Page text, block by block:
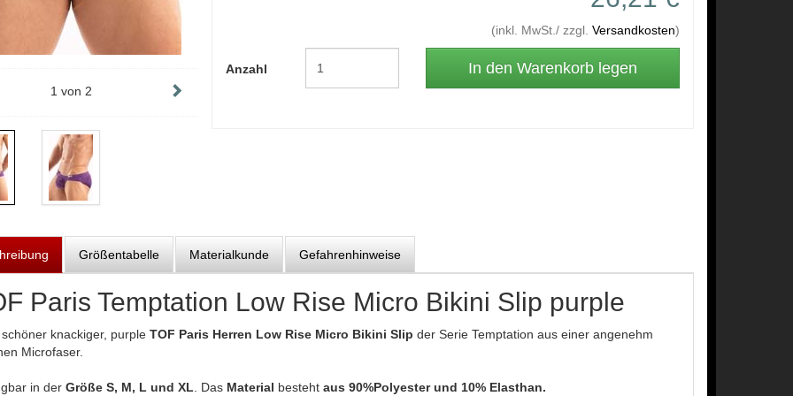
1 von 2
(inkl. MwSt./ zzgl. Versandkosten)
Anzahl
Größentabelle Materialkunde Gefahrenhinweise
Paris Temptation Low Rise Micro Bikini Slip purple
knackiger, purple TOF Paris Herren Low Rise Micro Bikini Slip der Serie Temptation aus einer angenehm
Microfaser.
in der Größe S, M, L und XL . Das Material bestehtaus 90%Polyester und 10% Elasthan.